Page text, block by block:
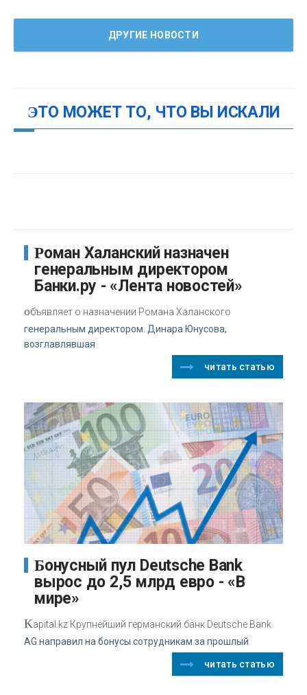
ДРУГИЕ НОВОСТИ
ЭТО МОЖЕТ ТО, ЧТО ВЫ ИСКАЛИ
Роман Халанский назначен
генеральным директором
Банки.ру - «Лента новостей»
объявляет о назначении Романа Халанского
генеральным директором. Динара Юнусова,
возглавлявшая
читать статью
Бонусный пул Deutsche Bank
вырос до 2,5 млрд евро - «В
мире»
Kapital.kz Крупнейший германский банк Deutsche Bank
AG направил на бонусы сотрудникам за прошлый
читать статью